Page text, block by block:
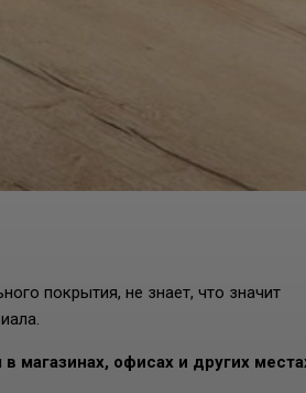
покрытия, не знает, что значит
магазинах, офисах и других